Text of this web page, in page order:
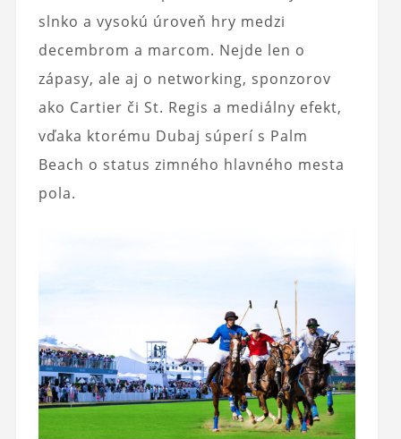
slnko a vysokú úroveň hry medzi
decembrom a marcom. Nejde len o
zápasy, ale aj o networking, sponzorov
ako Cartier či St. Regis a mediálny efekt,
vďaka ktorému Dubaj súperí s Palm
Beach o status zimného hlavného mesta
pola.